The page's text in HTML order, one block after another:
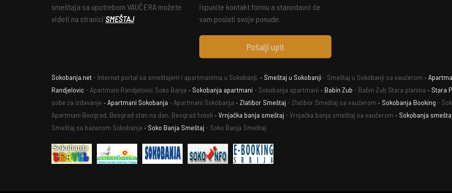
smeštaja sa upotrebom VAUČERA možete
videti na stranici SMEŠTAJ
ispunite kontakt formu a stanodavci će
vam poslati svoje ponude.
Pošalji upit
Sokobanja.net- Internet portal sa smeštajem i apartmanima u Sokobanji. • Smeštaj u Sokobanji - Smeštaj u Sokobanji sa vaučerom •
Randjelovic - Apartmani Randjelovic Soko Banja • Sokobanja apartmani - Sokobanja apartmani • Babin Zub - Babin Zub Stara planina • Stara
sobe za izdavanje • Apartmani Sokobanja - Apartmani Sokobanja • Zlatibor Smeštaj - Zlatibor Smeštaj sa vaučerom • Sokobanja Booking -
Apartmani Beograd, Beograd stan na dan, Beograd hoteli • Vrnjačka banja smeštaj - Vrnjačka banja smeštaj sa vaučerom • Sokobanja smeštaj
Smeštaj sa bazenom Sokobanja • Soko Banja Smeštaj - Soko Banja Smeštaj